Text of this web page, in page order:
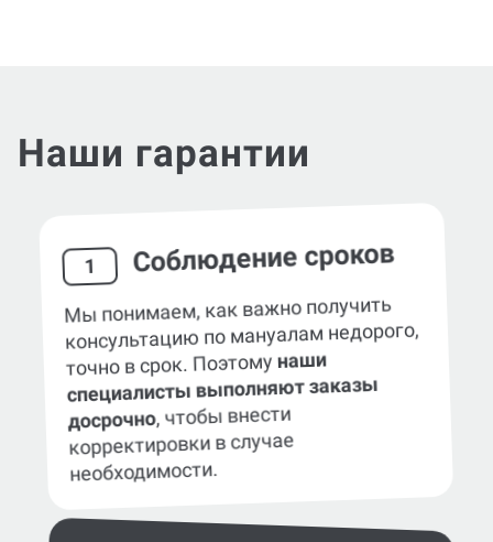
Наши гарантии
1 Соблюдение сроков
Мы понимаем, как важно получить
консультацию по мануалам недорого,
точно в срок. Поэтомунаши
специалисты выполняют заказы
досрочно, чтобы внести
корректировки в случае
необходимости.